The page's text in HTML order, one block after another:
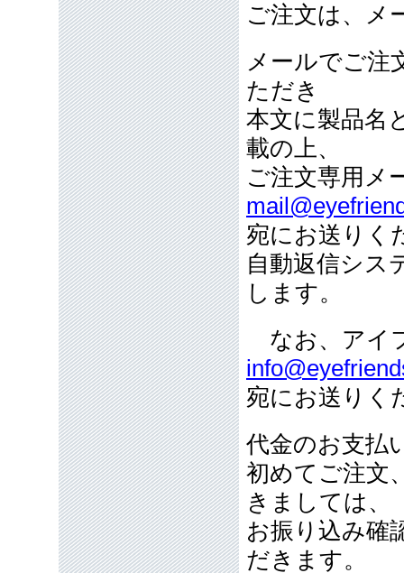
ご注文は、メ
メールでご注
ただき
本文に製品名
載の上、
ご注文専用
宛にお送りく
自動返信シス
します。
なお、アイ
宛にお送りく
代金のお支払
初めてご注文
きましては、
お振り込み確
だきます。